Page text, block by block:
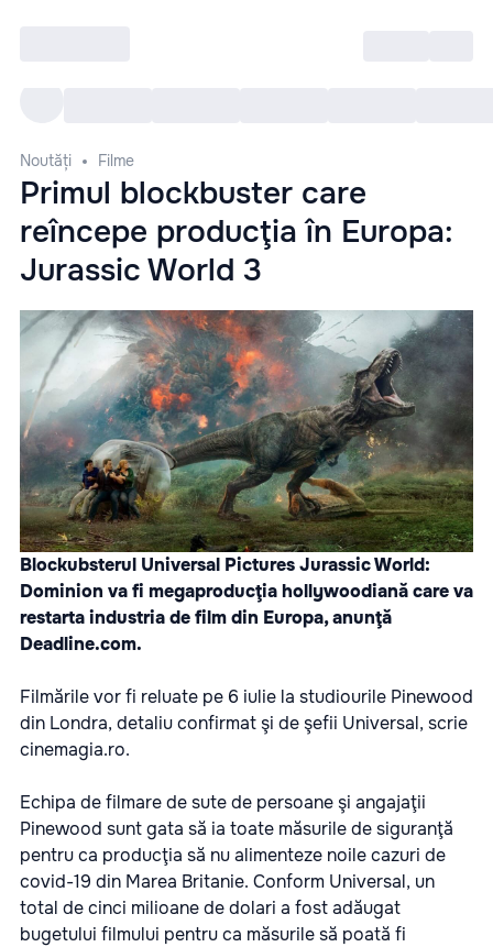
Noutăți Filme
Primul blockbuster care
reîncepe producţia în Europa:
Jurassic World 3
Blockubsterul Universal Pictures Jurassic World:
Dominion va fi megaproducţia hollywoodiană care va
restarta industria de film din Europa, anunţă
Deadline.com.
Filmările vor fi reluate pe 6 iulie la studiourile Pinewood
din Londra, detaliu confirmat şi de şefii Universal, scrie
cinemagia.ro.
Echipa de filmare de sute de persoane şi angajaţii
Pinewood sunt gata să ia toate măsurile de siguranţă
pentru ca producţia să nu alimenteze noile cazuri de
covid-19 din Marea Britanie. Conform Universal, un
total de cinci milioane de dolari a fost adăugat
bugetului filmului pentru ca măsurile să poată fi